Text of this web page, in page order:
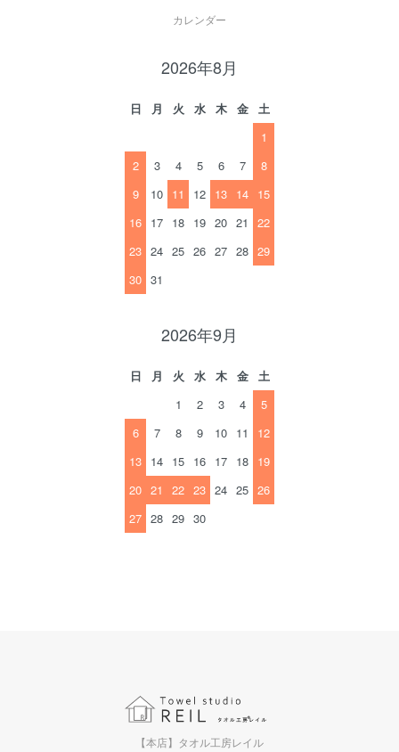
カレンダー
2026年8月
日 月 火 水 木 金
土
1
2
3 4 5 6 7
8
9
10 11 12 13 14 15
16 17 18 19 20 21
22
23 24 25 26 27 28 29
30 31
2026年9月
日 月 火 水 木 金
土
1
2 3 4
5
6
7 8 9 10 11
12
13 14 15 16 17 18 19
20 21 22 23 24 25 26
27 28 29 30
【本店】タオル工房レイル